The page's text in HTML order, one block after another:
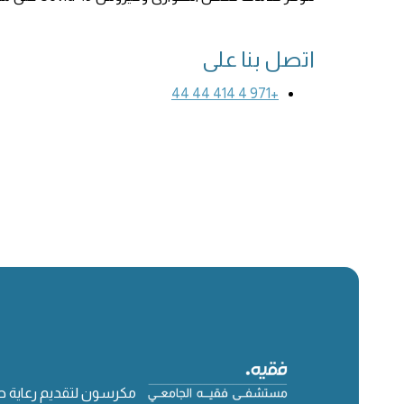
اتصل بنا على
+971 4 414 44 44
مكرسون لتقديم